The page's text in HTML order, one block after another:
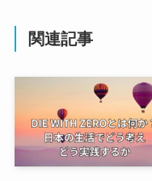
関連記事